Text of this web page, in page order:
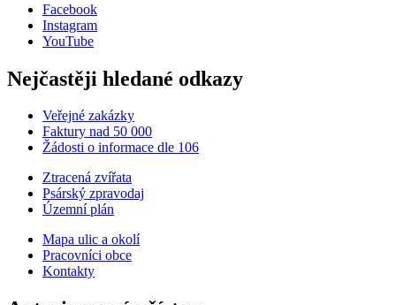
Facebook
Instagram
YouTube
Nejčastěji hledané odkazy
Veřejné zakázky
Faktury nad 50 000
Žádosti o informace dle 106
Ztracená zvířata
Psárský zpravodaj
Územní plán
Mapa ulic a okolí
Pracovníci obce
Kontakty